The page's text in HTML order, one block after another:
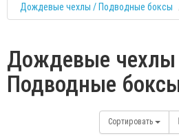
Дождевые чехлы / Подводные боксы
Дождевые
Подводные
Сортировать